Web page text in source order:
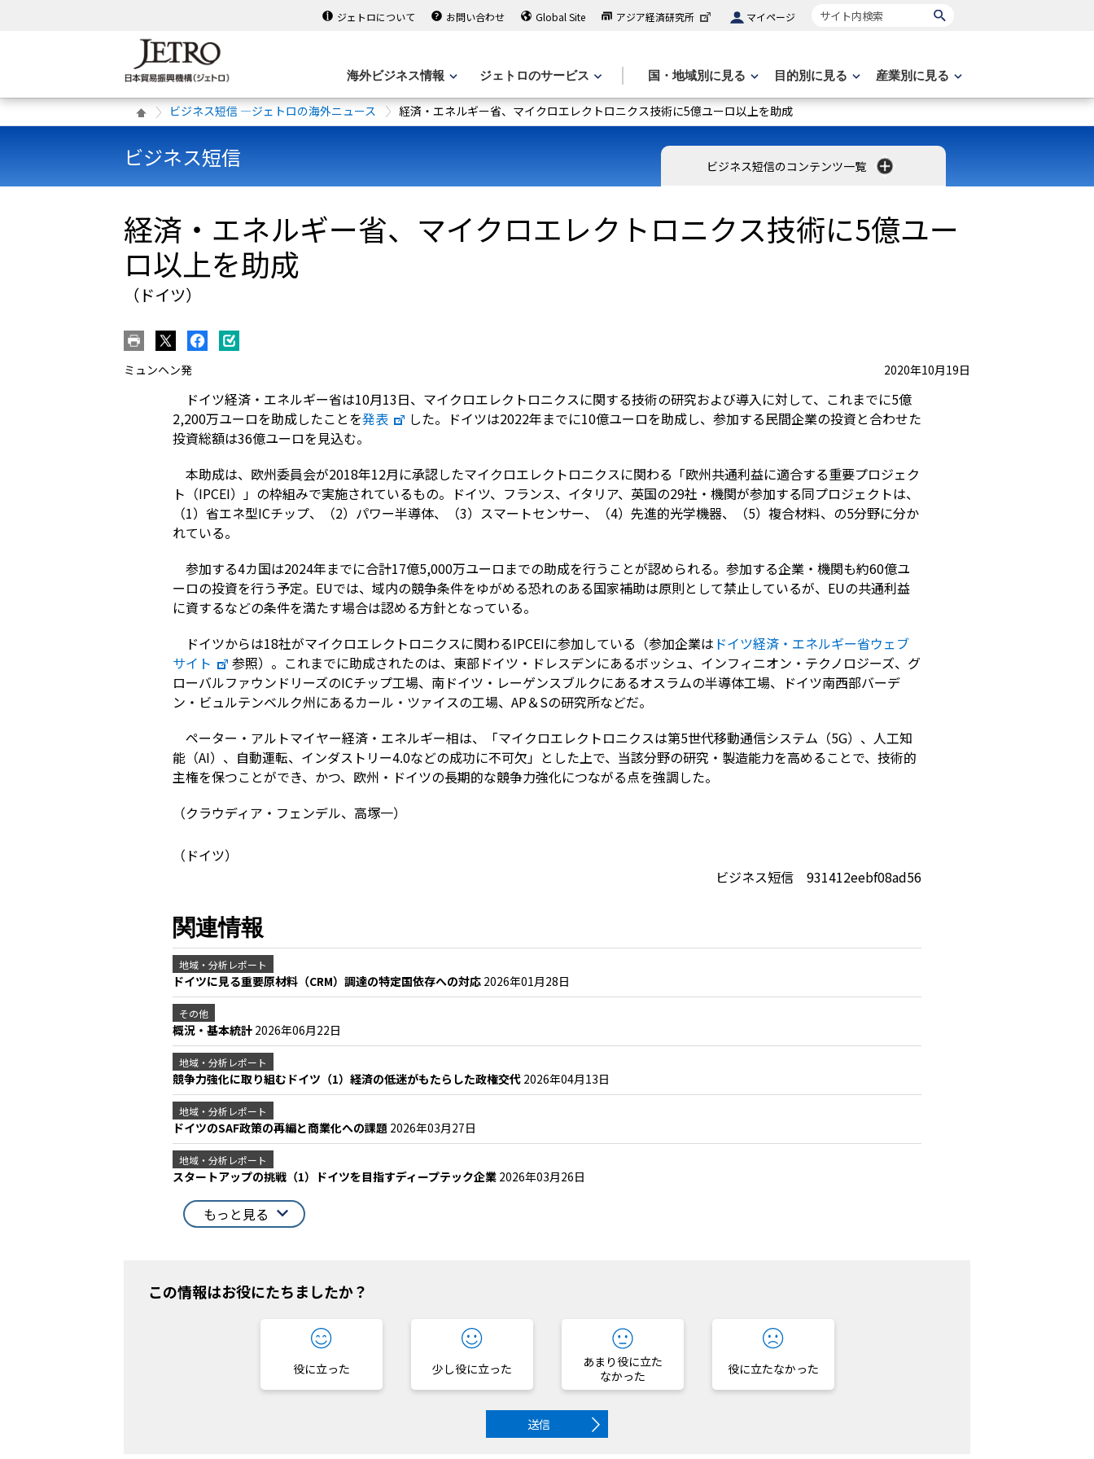
ジェトロについて お問い合わせ Global Site アジア経済研究所 マイページ サイト内検索
海外ビジネス情報 ジェトロのサービス 国・地域別に見る 目的別に見る 産業別に見る
ビジネス短信 ―ジェトロの海外ニュース 経済・エネルギー省、マイクロエレクトロニクス技術に5億ユーロ以上を助成
ビジネス短信 ビジネス短信のコンテンツ一覧
経済・エネルギー省、マイクロエレクトロニクス技術に5億ユー
ロ以上を助成
（ドイツ）
ミュンヘン発 2020年10月19日
ドイツ経済・エネルギー省は10月13日、マイクロエレクトロニクスに関する技術の研究および導入に対して、これまでに5億
2,200万ユーロを助成したことを発表
した。ドイツは2022年までに10億ユーロを助成し、参加する民間企業の投資と合わせた
投資総額は36億ユーロを見込む。
本助成は、欧州委員会が2018年12月に承認したマイクロエレクトロニクスに関わる「欧州共通利益に適合する重要プロジェク
ト（IPCEI）」の枠組みで実施されているもの。ドイツ、フランス、イタリア、英国の29社・機関が参加する同プロジェクトは、
（1）省エネ型ICチップ、（2）パワー半導体、（3）スマートセンサー、（4）先進的光学機器、（5）複合材料、の5分野に分か
れている。
参加する4カ国は2024年までに合計17億5,000万ユーロまでの助成を行うことが認められる。参加する企業・機関も約60億ユ
ーロの投資を行う予定。EUでは、域内の競争条件をゆがめる恐れのある国家補助は原則として禁止しているが、EUの共通利益
に資するなどの条件を満たす場合は認める方針となっている。
ドイツからは18社がマイクロエレクトロニクスに関わるIPCEIに参加している（参加企業は ドイツ経済・エネルギー省ウェブ
サイト
参照）。これまでに助成されたのは、東部ドイツ・ドレスデンにあるボッシュ、インフィニオン・テクノロジーズ、グ
ローバルファウンドリーズのICチップ工場、南ドイツ・レーゲンスブルクにあるオスラムの半導体工場、ドイツ南西部バーデ
ン・ビュルテンベルク州にあるカール・ツァイスの工場、AP＆Sの研究所などだ。
ペーター・アルトマイヤー経済・エネルギー相は、「マイクロエレクトロニクスは第5世代移動通信システム（5G）、人工知
能（AI）、自動運転、インダストリー4.0などの成功に不可欠」とした上で、当該分野の研究・製造能力を高めることで、技術的
主権を保つことができ、かつ、欧州・ドイツの長期的な競争力強化につながる点を強調した。
（クラウディア・フェンデル、高塚一）
（ドイツ）
ビジネス短信 931412eebf08ad56
関連情報
地域・分析レポート
ドイツに見る重要原材料（CRM）調達の特定国依存への対応 2026年01月28日
その他
概況・基本統計 2026年06月22日
地域・分析レポート
競争力強化に取り組むドイツ（1）経済の低迷がもたらした政権交代 2026年04月13日
地域・分析レポート
ドイツのSAF政策の再編と商業化への課題 2026年03月27日
地域・分析レポート
スタートアップの挑戦（1）ドイツを目指すディープテック企業 2026年03月26日
もっと見る
この情報はお役にたちましたか？
役に立った 少し役に立った
あまり役に立た
なかった
役に立たなかった
送信